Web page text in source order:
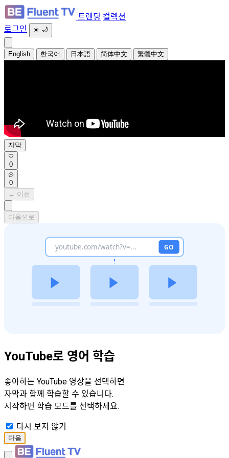
트렌딩 컬렉션
로그인
☀️ 🌙
English 한국어 日本語 简体中文 繁體中文
자막
0
0
← 이전
다음으로
YouTube로 영어 학습
좋아하는 YouTube 영상을 선택하면
자막과 함께 학습할 수 있습니다.
시작하면 학습 모드를 선택하세요.
다시 보지 않기
다음